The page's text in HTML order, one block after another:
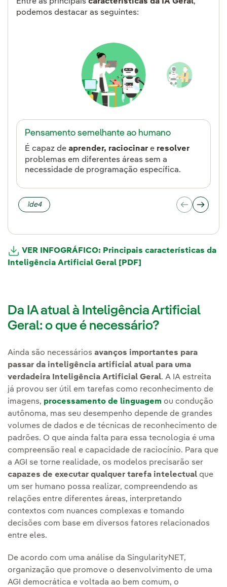
Entre as principais características da IA Geral,
podemos destacar as seguintes:
Pensamento semelhante ao humano
É capaz de aprender, raciocinar e resolver
problemas em diferentes áreas sem a
necessidade de programação específica.
1de4
VER INFOGRÁFICO: Principais características da
Inteligência Artificial Geral [PDF]
Da IA atual à Inteligência Artificial
Geral: o que é necessário?
Ainda são necessários avanços importantes para
passar da inteligência artificial atual para uma
verdadeira Inteligência Artificial Geral. A IA estreita
já provou ser útil em tarefas como reconhecimento de
imagens, processamento de linguagem ou condução
autônoma, mas seu desempenho depende de grandes
volumes de dados e de técnicas de reconhecimento de
padrões. O que ainda falta para essa tecnologia é uma
compreensão real e capacidade de raciocínio. Para que
a AGI se torne realidade, os modelos precisarão ser
capazes de executar qualquer tarefa intelectual que
um ser humano possa realizar, compreendendo as
relações entre diferentes áreas, interpretando
contextos com nuances complexas e tomando
decisões com base em diversos fatores relacionados
entre eles.
De acordo com uma análise da SingularityNET,
organização que promove o desenvolvimento de uma
AGI democrática e voltada ao bem comum, o